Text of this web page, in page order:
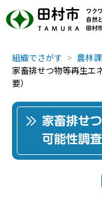
田村市
TAMURA
ワク
自然
田村
組織でさがす
農林課
家畜排せつ物等再生
要）
家畜排せ
可能性調